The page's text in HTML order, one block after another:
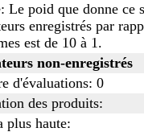
Le poid que donne ce
enregistrés par
est de 10 à 1.
non-enregistrés
d'évaluations: 0
des produits:
plus haute: